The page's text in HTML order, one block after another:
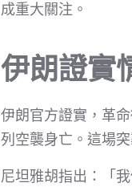
成重大關注。
伊朗證實
伊朗官方證實，革
列空襲身亡。這場
尼坦雅胡指出：「